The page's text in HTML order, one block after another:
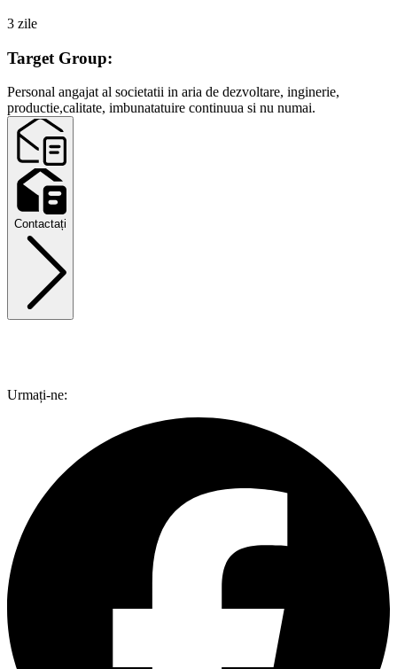
3 zile
Target Group:
Personal angajat al societatii in aria de dezvoltare, inginerie,
productie,calitate, imbunatatuire continuua si nu numai.
Contactați
Urmați-ne: